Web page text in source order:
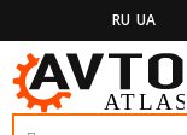
RU UA